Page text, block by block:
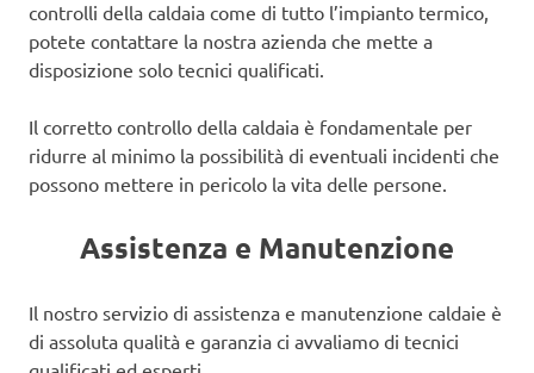
controlli della caldaia come di tutto l’impianto termico,
potete contattare la nostra azienda che mette a
disposizione solo tecnici qualificati.
Il corretto controllo della caldaia è fondamentale per
ridurre al minimo la possibilità di eventuali incidenti che
possono mettere in pericolo la vita delle persone.
Assistenza e Manutenzione
Il nostro servizio di assistenza e manutenzione caldaie è
di assoluta qualità e garanzia ci avvaliamo di tecnici